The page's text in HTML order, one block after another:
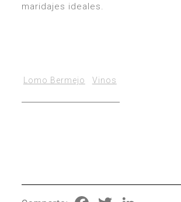
maridajes ideales.
Lomo Bermejo Vinos